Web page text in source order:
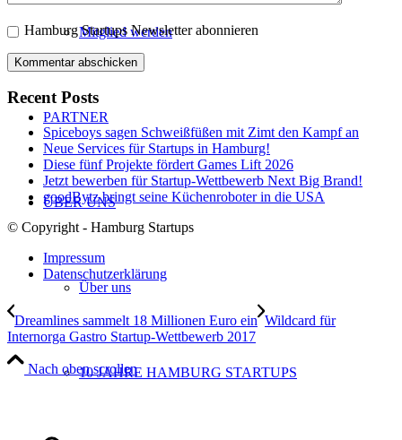
Mitglied werden
PARTNER
ÜBER UNS
Über uns
10 JAHRE HAMBURG STARTUPS
Hamburg Startups Newsletter abonnieren
Recent Posts
Spiceboys sagen Schweißfüßen mit Zimt den Kampf an
Neue Services für Startups in Hamburg!
Diese fünf Projekte fördert Games Lift 2026
Jetzt bewerben für Startup-Wettbewerb Next Big Brand!
goodBytz bringt seine Küchenroboter in die USA
© Copyright - Hamburg Startups
Impressum
Datenschutzerklärung
Dreamlines sammelt 18 Millionen Euro ein Wildcard für
Internorga Gastro Startup-Wettbewerb 2017
Nach oben scrollen